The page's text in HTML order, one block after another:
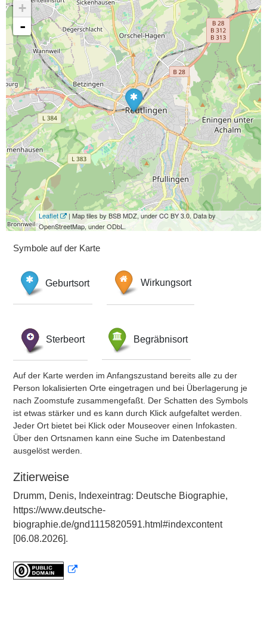
+
-
Leaflet
| Map tiles by BSB MDZ, under CC BY 3.0. Data by
OpenStreetMap, under ODbL.
Symbole auf der Karte
Geburtsort Wirkungsort
Sterbeort Begräbnisort
Auf der Karte werden im Anfangszustand bereits alle zu der
Person lokalisierten Orte eingetragen und bei Überlagerung je
nach Zoomstufe zusammengefaßt. Der Schatten des Symbols
ist etwas stärker und es kann durch Klick aufgefaltet werden.
Jeder Ort bietet bei Klick oder Mouseover einen Infokasten.
Über den Ortsnamen kann eine Suche im Datenbestand
ausgelöst werden.
Zitierweise
Drumm, Denis, Indexeintrag: Deutsche Biographie,
https://www.deutsche-
biographie.de/gnd1115820591.html#indexcontent
[06.08.2026].